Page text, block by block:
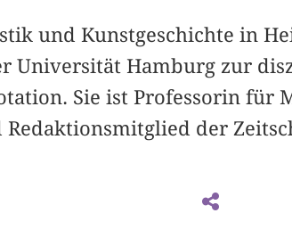
und Kunstgeschichte in
Universität Hamburg zur
Sie ist Professorin für
Redaktionsmitglied der